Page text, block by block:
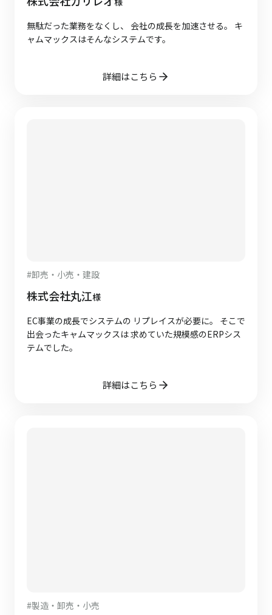
無駄だった業務をなくし、 会社の成長を加速させる。 キ
ャムマックスはそんなシステムです。
詳細はこちら
#卸売・小売・建設
株式会社丸江様
EC事業の成長でシステムの リプレイスが必要に。 そこで
出会ったキャムマックスは 求めていた規模感のERPシス
テムでした。
詳細はこちら
#製造・卸売・小売